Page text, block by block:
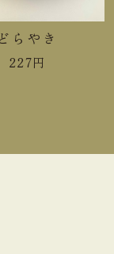
どらやき
227円